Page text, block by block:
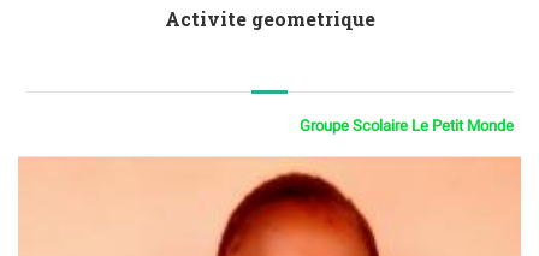
Activite geometrique
Groupe Scolaire Le Petit Monde